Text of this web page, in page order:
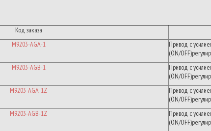
Код заказа
M9203-AGA-1
Привод с
(ON/OFF)
M9203-AGB-1
Привод с
(ON/OFF)
M9203-AGA-1Z
Привод с
(ON/OFF)
M9203-AGB-1Z
Привод с
(ON/OFF)